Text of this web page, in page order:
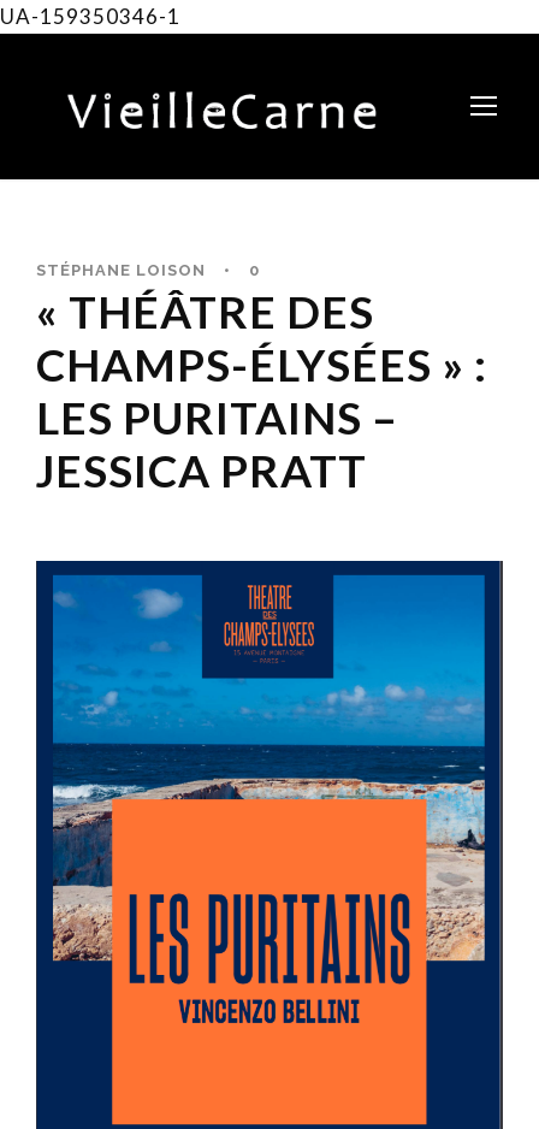
UA-159350346-1
STÉPHANE LOISON • 0
« THÉÂTRE DES
CHAMPS-ÉLYSÉES » :
LES PURITAINS –
JESSICA PRATT